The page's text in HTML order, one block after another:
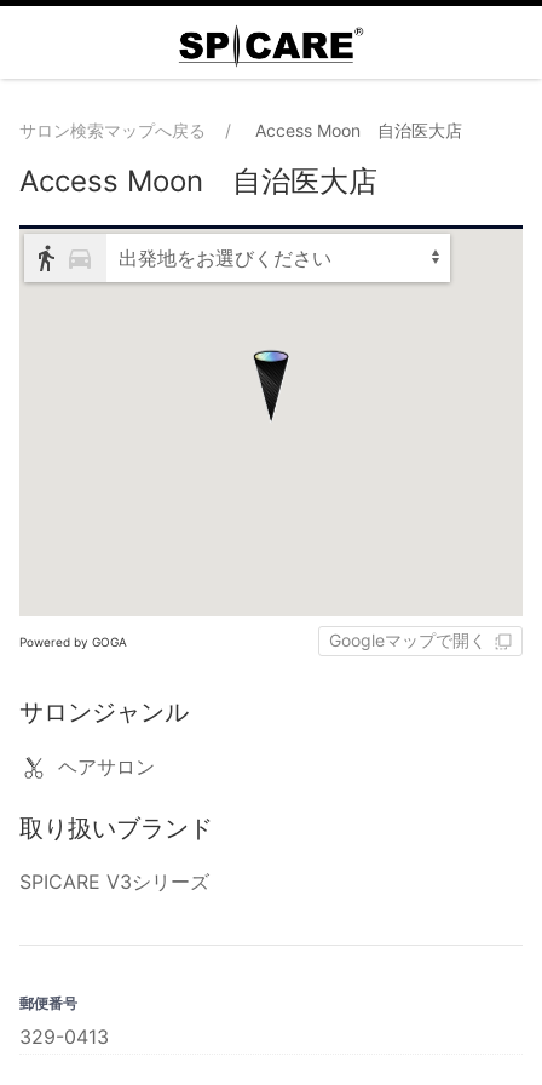
サロン検索マップへ戻る Access Moon 自治医大店
Access Moon 自治医大店
出発地をお選びください
Powered by GOGA Googleマップで開く
サロンジャンル
ヘアサロン
取り扱いブランド
SPICARE V3シリーズ
郵便番号
329-0413